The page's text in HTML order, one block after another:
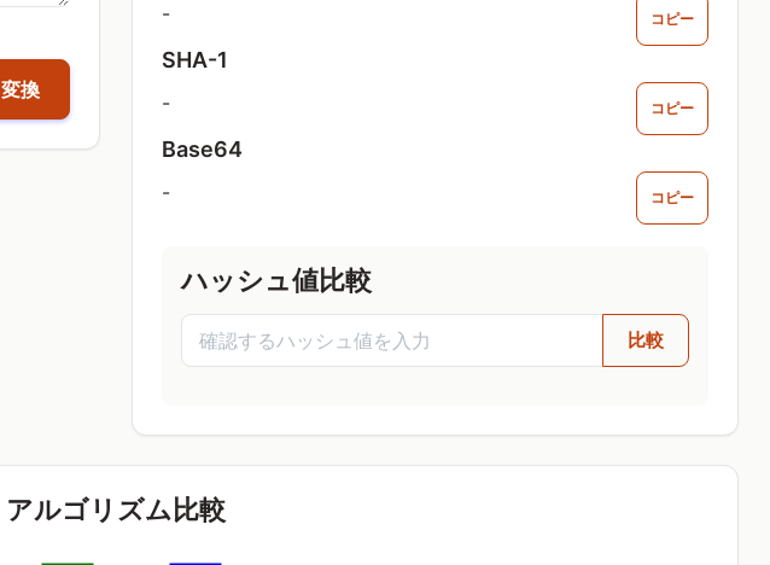
変換
- コピー
SHA-1
- コピー
Base64
- コピー
ハッシュ値比較
比較
アルゴリズム比較